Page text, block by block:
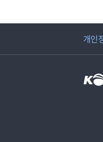
개인